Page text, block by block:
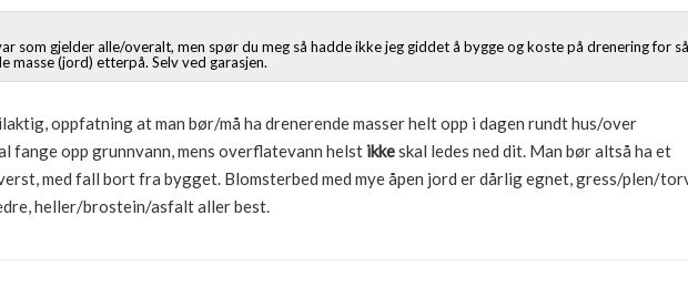
som gjelder alle/overalt, men spør du meg så hadde ikke jeg giddet å bygge og koste på drenering for
masse (jord) etterpå. Selv ved garasjen.
oppfatning at man bør/må ha drenerende masser helt opp i dagen rundt hus/over
fange opp grunnvann, mens overflatevann helst ikkeskal ledes ned dit. Man bør altså ha et
med fall bort fra bygget. Blomsterbed med mye åpen jord er dårlig egnet, gress/plen/
heller/brostein/asfalt aller best.